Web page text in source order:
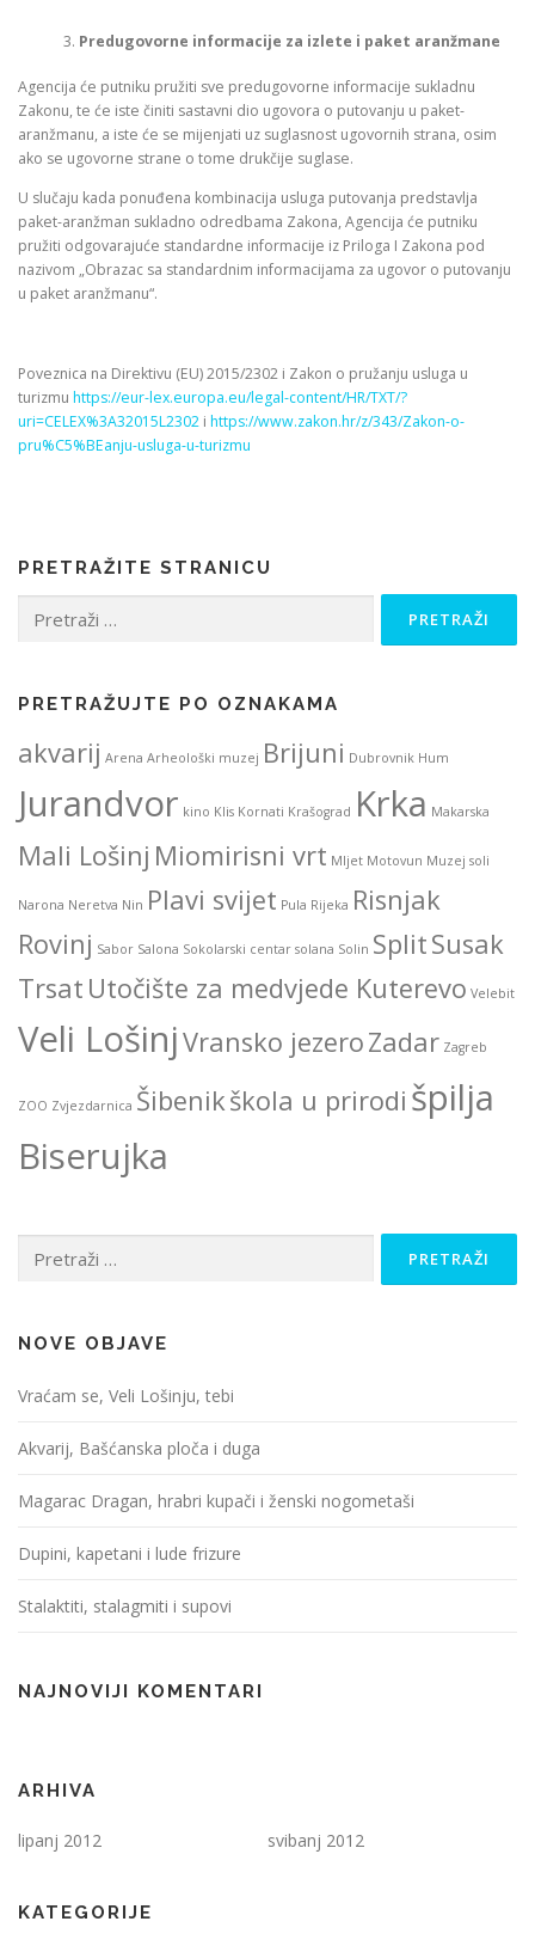
Predugovorne informacije za izlete i paket aranžmane
Agencija će putniku pružiti sve predugovorne informacije sukladnu
Zakonu, te će iste činiti sastavni dio ugovora o putovanju u paket-
aranžmanu, a iste će se mijenjati uz suglasnost ugovornih strana, osim
ako se ugovorne strane o tome drukčije suglase.
U slučaju kada ponuđena kombinacija usluga putovanja predstavlja
paket-aranžman sukladno odredbama Zakona, Agencija će putniku
pružiti odgovarajuće standardne informacije iz Priloga I Zakona pod
nazivom „Obrazac sa standardnim informacijama za ugovor o putovanju
u paket aranžmanu“.
Poveznica na Direktivu (EU) 2015/2302 i Zakon o pružanju usluga u
turizmu https://eur-lex.europa.eu/legal-content/HR/TXT/?
uri=CELEX%3A32015L2302 i https://www.zakon.hr/z/343/Zakon-o-
pru%C5%BEanju-usluga-u-turizmu
PRETRAŽITE STRANICU
PRETRAŽUJTE PO OZNAKAMA
akvarij Arena Arheološki muzej Brijuni Dubrovnik Hum
Jurandvor kino Klis Kornati Krašograd Krka Makarska
Mali Lošinj Miomirisni vrt Mljet Motovun Muzej soli
Narona Neretva Nin Plavi svijet Pula Rijeka Risnjak
Rovinj Sabor Salona Sokolarski centar solana Solin SplitSusak
Trsat Utočište za medvjede Kuterevo Velebit
Veli LošinjVransko jezeroZadar Zagreb
ZOO Zvjezdarnica Šibenikškola u prirodi špilja
Biserujka
NOVE OBJAVE
Vraćam se, Veli Lošinju, tebi
Akvarij, Bašćanska ploča i duga
Magarac Dragan, hrabri kupači i ženski nogometaši
Dupini, kapetani i lude frizure
Stalaktiti, stalagmiti i supovi
NAJNOVIJI KOMENTARI
ARHIVA
lipanj 2012 svibanj 2012
KATEGORIJE